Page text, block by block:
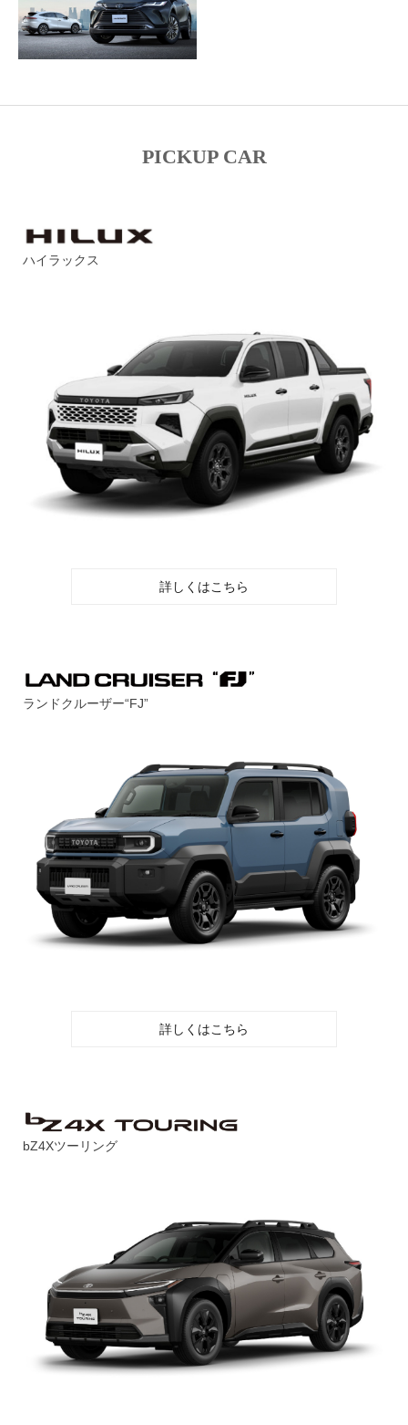
PICKUP CAR
ハイラックス
詳しくはこちら
ランドクルーザー“FJ”
詳しくはこちら
bZ4Xツーリング